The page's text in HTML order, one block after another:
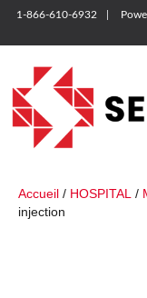
1-866-610-6932
Accueil / HOSPITAL /
injection